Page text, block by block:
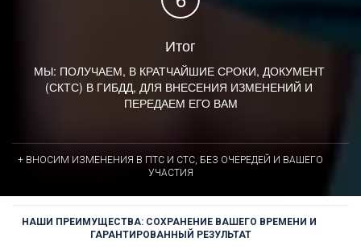
Итог
МЫ: ПОЛУЧАЕМ, В КРАТЧАЙШИЕ СРОКИ, ДОКУМЕНТ
(СКТС) В ГИБДД, ДЛЯ ВНЕСЕНИЯ ИЗМЕНЕНИЙ И
ПЕРЕДАЕМ ЕГО ВАМ
+ ВНОСИМ ИЗМЕНЕНИЯ В ПТС И СТС, БЕЗ ОЧЕРЕДЕЙ И ВАШЕГО
УЧАСТИЯ
НАШИ ПРЕИМУЩЕСТВА: СОХРАНЕНИЕ ВАШЕГО ВРЕМЕНИ И
ГАРАНТИРОВАННЫЙ РЕЗУЛЬТАТ